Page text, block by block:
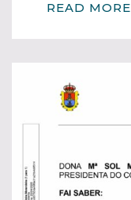
READ MORE